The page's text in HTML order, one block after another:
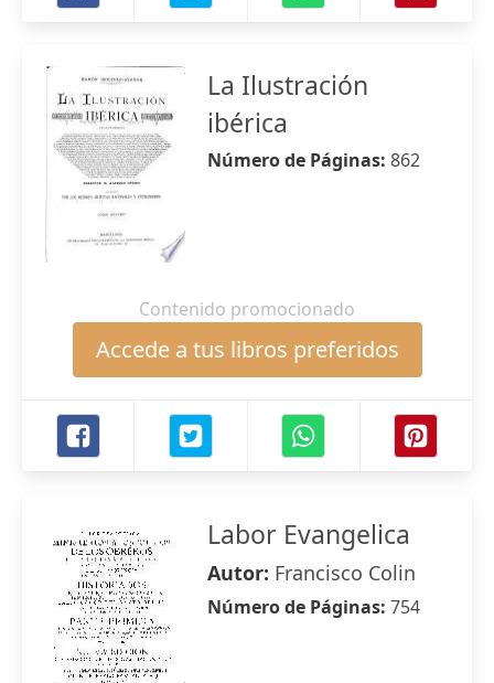
La Ilustración
ibérica
Número de Páginas: 862
Contenido promocionado
Accede a tus libros preferidos
Labor Evangelica
Autor: Francisco Colin
Número de Páginas: 754